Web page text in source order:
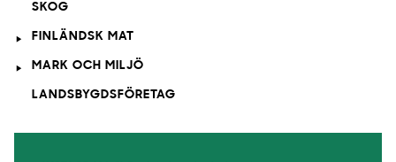
SKOG
FINLÄNDSK MAT
MARK OCH MILJÖ
LANDSBYGDSFÖRETAG